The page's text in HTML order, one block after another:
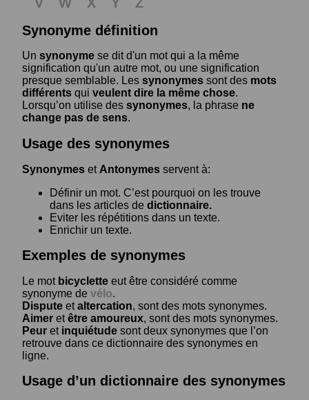
Synonyme définition
Un synonyme se dit d'un mot qui a la même
signification qu'un autre mot, ou une signification
presque semblable. Les synonymes sont des mots
différents qui veulent dire la même chose.
Lorsqu’on utilise des synonymes, la phrase ne
change pas de sens.
Usage des synonymes
Synonymes et Antonymes servent à:
Définir un mot. C’est pourquoi on les trouve
dans les articles de dictionnaire.
Eviter les répétitions dans un texte.
Enrichir un texte.
Exemples de synonymes
Le mot bicyclette eut être considéré comme
synonyme de vélo.
Dispute etaltercation, sont des mots synonymes.
Aimer etêtre amoureux, sont des mots synonymes.
Peur et inquiétude sont deux synonymes que l’on
retrouve dans ce dictionnaire des synonymes en
ligne.
Usage d’un dictionnaire des synonymes